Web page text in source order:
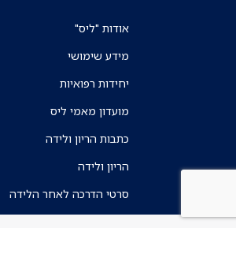
אודות "ליס"
מידע שימושי
יחידות רפואיות
מועדון מאמי ליס
כתבות הריון ולידה
הריון ולידה
סרטי הדרכה לאחר הלידה